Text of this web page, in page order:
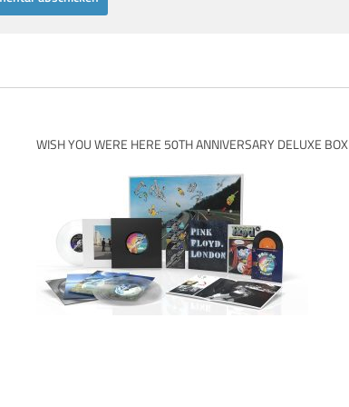
WISH YOU WERE HERE 50TH ANNIVERSARY DELUXE BOX